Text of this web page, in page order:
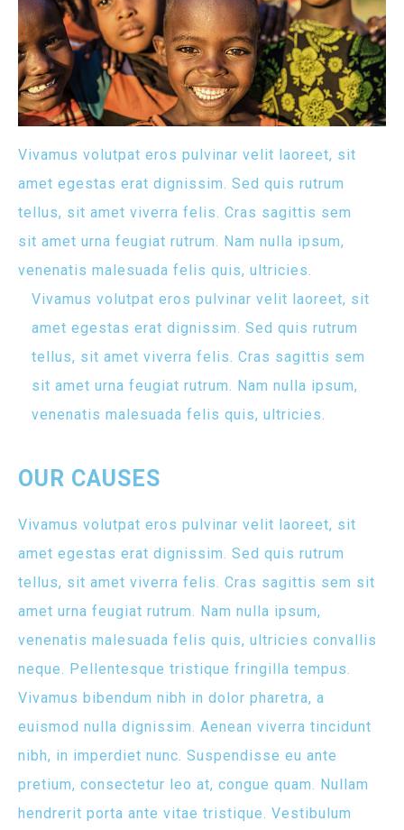
Vivamus volutpat eros pulvinar velit laoreet, sit
amet egestas erat dignissim. Sed quis rutrum
tellus, sit amet viverra felis. Cras sagittis sem
sit amet urna feugiat rutrum. Nam nulla ipsum,
venenatis malesuada felis quis, ultricies.
Vivamus volutpat eros pulvinar velit laoreet, sit
amet egestas erat dignissim. Sed quis rutrum
tellus, sit amet viverra felis. Cras sagittis sem
sit amet urna feugiat rutrum. Nam nulla ipsum,
venenatis malesuada felis quis, ultricies.
OUR CAUSES
Vivamus volutpat eros pulvinar velit laoreet, sit
amet egestas erat dignissim. Sed quis rutrum
tellus, sit amet viverra felis. Cras sagittis sem sit
amet urna feugiat rutrum. Nam nulla ipsum,
venenatis malesuada felis quis, ultricies convallis
neque. Pellentesque tristique fringilla tempus.
Vivamus bibendum nibh in dolor pharetra, a
euismod nulla dignissim. Aenean viverra tincidunt
nibh, in imperdiet nunc. Suspendisse eu ante
pretium, consectetur leo at, congue quam. Nullam
hendrerit porta ante vitae tristique. Vestibulum